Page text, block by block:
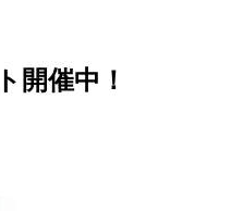
開催中！